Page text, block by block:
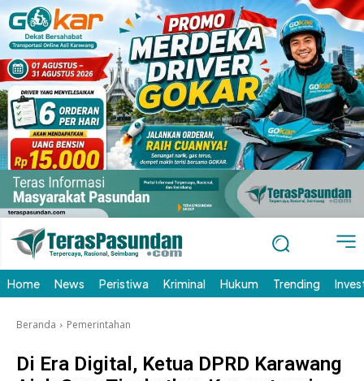
Home News Peristiwa Kriminal Hukum Trending
Beranda Pemerintahan
Di Era Digital, Ketua DPRD Karawang